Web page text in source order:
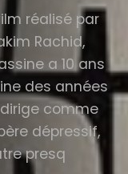
réalisé par
Rachid,
a 10 ans
des années
comme
dépressif,
presq